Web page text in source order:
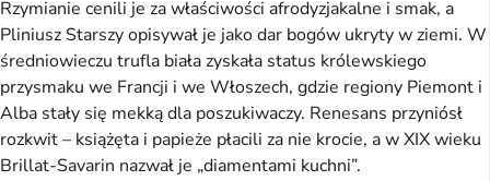
Rzymianie cenili je za właściwości afrodyzjakalne i smak, a
Pliniusz Starszy opisywał je jako dar bogów ukryty w ziemi. W
średniowieczu trufla biała zyskała status królewskiego
przysmaku we Francji i we Włoszech, gdzie regiony Piemont i
Alba stały się mekką dla poszukiwaczy. Renesans przyniósł
rozkwit – książęta i papieże płacili za nie krocie, a w XIX wieku
Brillat-Savarin nazwał je „diamentami kuchni”.